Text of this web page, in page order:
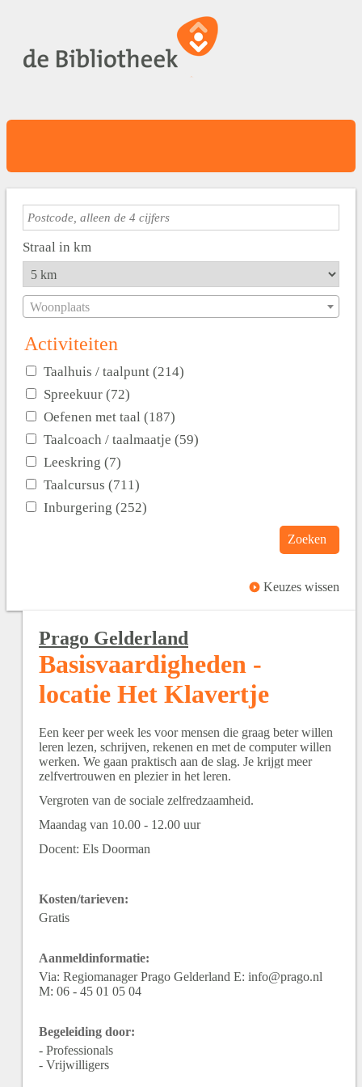
Straal in km
Woonplaats
Activiteiten
Taalhuis / taalpunt (214)
Spreekuur (72)
Oefenen met taal (187)
Taalcoach / taalmaatje (59)
Leeskring (7)
Taalcursus (711)
Inburgering (252)
Zoeken
Keuzes wissen
Prago Gelderland
Basisvaardigheden -
locatie Het Klavertje
Een keer per week les voor mensen die graag beter willen
leren lezen, schrijven, rekenen en met de computer willen
werken. We gaan praktisch aan de slag. Je krijgt meer
zelfvertrouwen en plezier in het leren.
Vergroten van de sociale zelfredzaamheid.
Maandag van 10.00 - 12.00 uur
Docent: Els Doorman
Kosten/tarieven:
Gratis
Aanmeldinformatie:
Via: Regiomanager Prago Gelderland E: info@prago.nl
M: 06 - 45 01 05 04
Begeleiding door:
- Professionals
- Vrijwilligers